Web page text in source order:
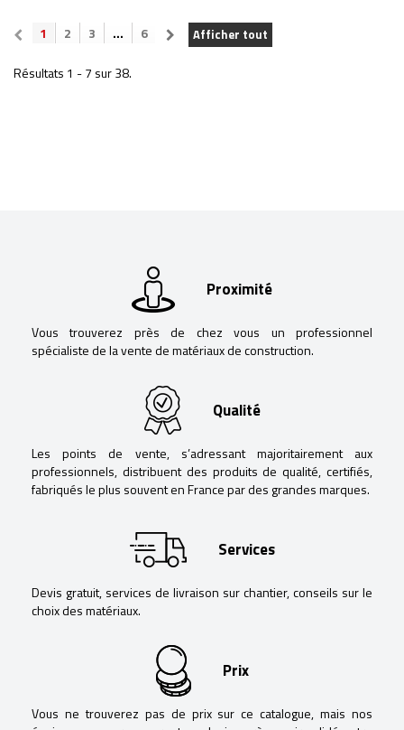
Afficher tout
1 2 3 ... 6
Résultats 1 - 7 sur 38.
Proximité
Vous trouverez près de chez vous un professionnel
spécialiste de la vente de matériaux de construction.
Qualité
Les points de vente, s’adressant majoritairement aux
professionnels, distribuent des produits de qualité, certifiés,
fabriqués le plus souvent en France par des grandes marques.
Services
Devis gratuit, services de livraison sur chantier, conseils sur le
choix des matériaux.
Prix
Vous ne trouverez pas de prix sur ce catalogue, mais nos